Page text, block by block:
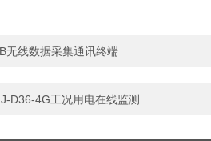
无线数据采集通讯终端
D36-4G工况用电在线监测